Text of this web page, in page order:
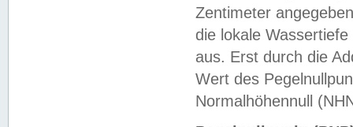
Zentimeter
die lokale
aus. Erst durch die
Wert des
Normalhöhennull